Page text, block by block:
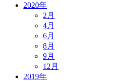
2020年
2月
4月
6月
8月
9月
12月
2019年